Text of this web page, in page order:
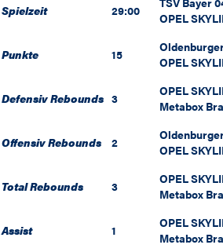
Spielzeit 29:00
OPEL
Punkte 15
OPEL
Defensiv Rebounds 3 OPEL
Metabox
Offensiv Rebounds 2
OPEL
Total Rebounds 3 OPEL
Metabox
Assist 1 OPEL
Metabox